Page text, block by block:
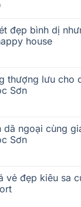
đẹp bình dị
house
thượng lưu cho
Sơn
dã ngoại cùng
Sơn
vẻ đẹp kiêu sa